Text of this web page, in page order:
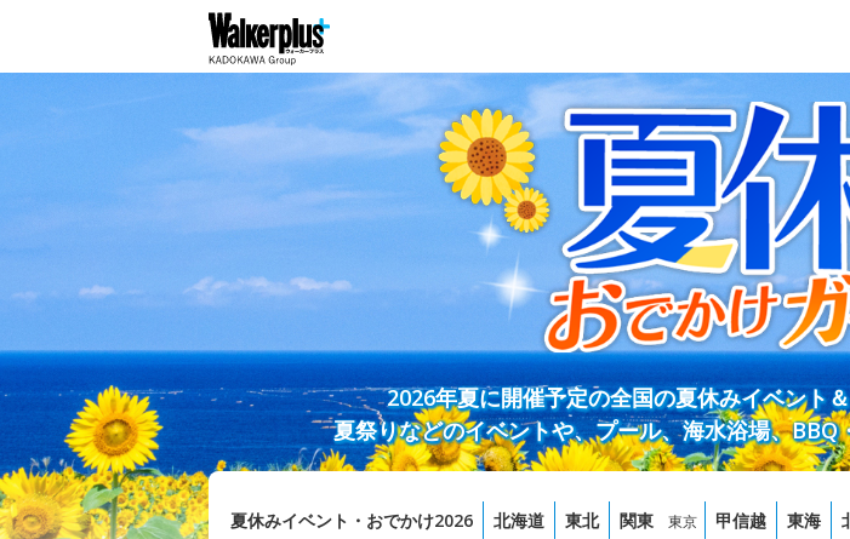
2026年夏に開催予定の全国の夏休みイベント
夏祭りなどのイベントや、プール、海水浴場、
夏休みイベント・おでかけ2026 北海道 東北 関東 東京 甲信越 東海